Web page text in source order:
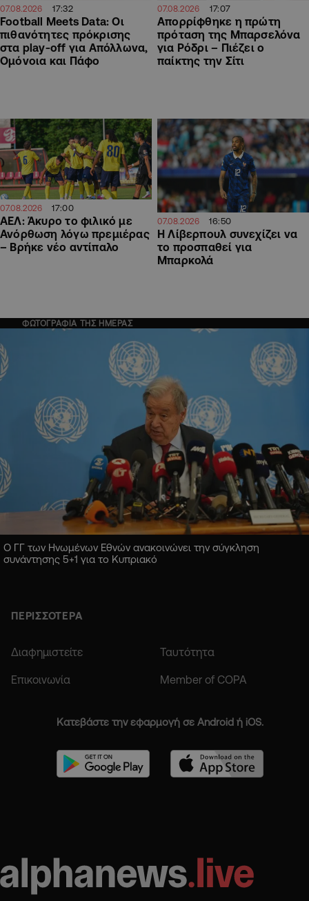
07.08.2026 17:32
Football Meets Data: Οι
πιθανότητες πρόκρισης
στα play-off για Απόλλωνα,
Ομόνοια και Πάφο
07.08.2026 17:07
Απορρίφθηκε η πρώτη
πρόταση της Μπαρσελόνα
για Ρόδρι – Πιέζει ο
παίκτης την Σίτι
07.08.2026 17:00
ΑΕΛ: Άκυρο το φιλικό με
Ανόρθωση λόγω πρεμιέρας
– Βρήκε νέο αντίπαλο
07.08.2026 16:50
Η Λίβερπουλ συνεχίζει να
το προσπαθεί για
Μπαρκολά
ΦΩΤΟΓΡΑΦΙΑ ΤΗΣ ΗΜΕΡΑΣ
Ο ΓΓ των Ηνωμένων Εθνών ανακοινώνει την σύγκληση
συνάντησης 5+1 για το Κυπριακό
ΠΕΡΙΣΣΟΤΕΡΑ
Διαφημιστείτε Ταυτότητα
Επικοινωνία Member of COPA
Κατεβάστε την εφαρμογή σε Android ή iOS.